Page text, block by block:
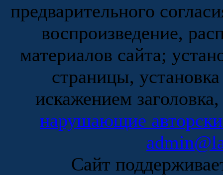
предварительного
воспроизведение,
материалов сайта;
страницы,
искажением
нарушающие
Сайт